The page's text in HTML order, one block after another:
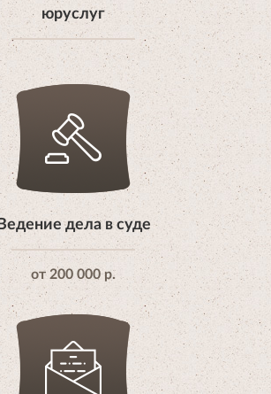
юруслуг
дела в суде
от 200 000 р.